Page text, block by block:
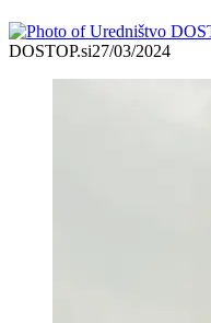
DOSTOP.si27/03/2024